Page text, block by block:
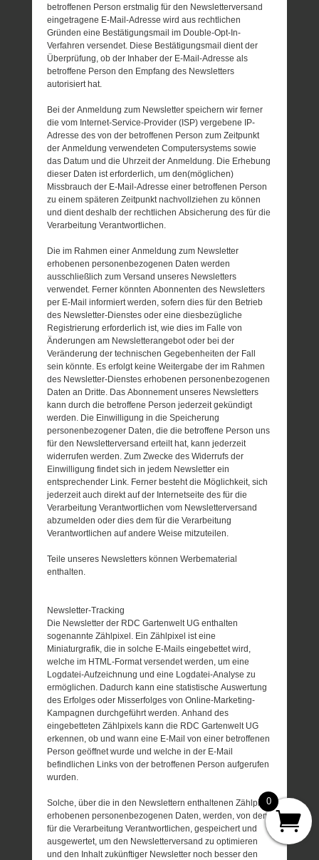
betroffenen Person erstmalig für den Newsletterversand
eingetragene E-Mail-Adresse wird aus rechtlichen
Gründen eine Bestätigungsmail im Double-Opt-In-
Verfahren versendet. Diese Bestätigungsmail dient der
Überprüfung, ob der Inhaber der E-Mail-Adresse als
betroffene Person den Empfang des Newsletters
autorisiert hat.
Bei der Anmeldung zum Newsletter speichern wir ferner
die vom Internet-Service-Provider (ISP) vergebene IP-
Adresse des von der betroffenen Person zum Zeitpunkt
der Anmeldung verwendeten Computersystems sowie
das Datum und die Uhrzeit der Anmeldung. Die Erhebung
dieser Daten ist erforderlich, um den(möglichen)
Missbrauch der E-Mail-Adresse einer betroffenen Person
zu einem späteren Zeitpunkt nachvollziehen zu können
und dient deshalb der rechtlichen Absicherung des für die
Verarbeitung Verantwortlichen.
Die im Rahmen einer Anmeldung zum Newsletter
erhobenen personenbezogenen Daten werden
ausschließlich zum Versand unseres Newsletters
verwendet. Ferner könnten Abonnenten des Newsletters
per E-Mail informiert werden, sofern dies für den Betrieb
des Newsletter-Dienstes oder eine diesbezügliche
Registrierung erforderlich ist, wie dies im Falle von
Änderungen am Newsletterangebot oder bei der
Veränderung der technischen Gegebenheiten der Fall
sein könnte. Es erfolgt keine Weitergabe der im Rahmen
des Newsletter-Dienstes erhobenen personenbezogenen
Daten an Dritte. Das Abonnement unseres Newsletters
kann durch die betroffene Person jederzeit gekündigt
werden. Die Einwilligung in die Speicherung
personenbezogener Daten, die die betroffene Person uns
für den Newsletterversand erteilt hat, kann jederzeit
widerrufen werden. Zum Zwecke des Widerrufs der
Einwilligung findet sich in jedem Newsletter ein
entsprechender Link. Ferner besteht die Möglichkeit, sich
jederzeit auch direkt auf der Internetseite des für die
Verarbeitung Verantwortlichen vom Newsletterversand
abzumelden oder dies dem für die Verarbeitung
Verantwortlichen auf andere Weise mitzuteilen.
Teile unseres Newsletters können Werbematerial
enthalten.
Newsletter-Tracking
Die Newsletter der RDC Gartenwelt UG enthalten
sogenannte Zählpixel. Ein Zählpixel ist eine
Miniaturgrafik, die in solche E-Mails eingebettet wird,
welche im HTML-Format versendet werden, um eine
Logdatei-Aufzeichnung und eine Logdatei-Analyse zu
ermöglichen. Dadurch kann eine statistische Auswertung
des Erfolges oder Misserfolges von Online-Marketing-
Kampagnen durchgeführt werden. Anhand des
eingebetteten Zählpixels kann die RDC Gartenwelt UG
erkennen, ob und wann eine E-Mail von einer betroffenen
Person geöffnet wurde und welche in der E-Mail
befindlichen Links von der betroffenen Person aufgerufen
wurden.
Solche, über die in den Newslettern enthaltenen Zählpixel
erhobenen personenbezogenen Daten, werden, von dem
für die Verarbeitung Verantwortlichen, gespeichert und
ausgewertet, um den Newsletterversand zu optimieren
und den Inhalt zukünftiger Newsletter noch besser den
0